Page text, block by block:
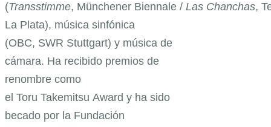
(Transstimme, Münchener Biennale / Las Chanchas,
La Plata), música sinfónica
(OBC, SWR Stuttgart) y música de
cámara. Ha recibido premios de
renombre como
el Toru Takemitsu Award y ha sido
becado por la Fundación